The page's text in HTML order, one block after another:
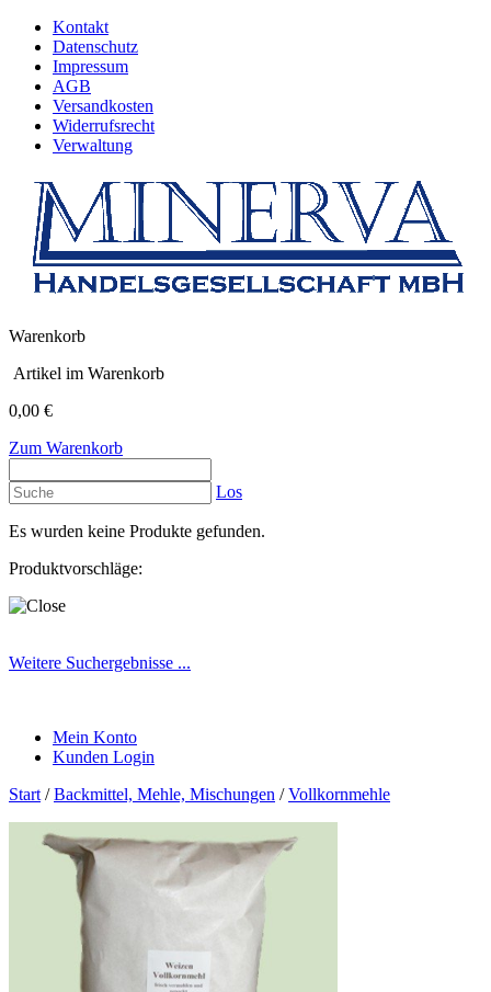
Kontakt
Datenschutz
Impressum
AGB
Versandkosten
Widerrufsrecht
Verwaltung
Warenkorb
Artikel im Warenkorb
0,00 €
Zum Warenkorb
Los
Es wurden keine Produkte gefunden.
Produktvorschläge:
Weitere Suchergebnisse ...
Mein Konto
Kunden Login
Start /Backmittel, Mehle, Mischungen /Vollkornmehle